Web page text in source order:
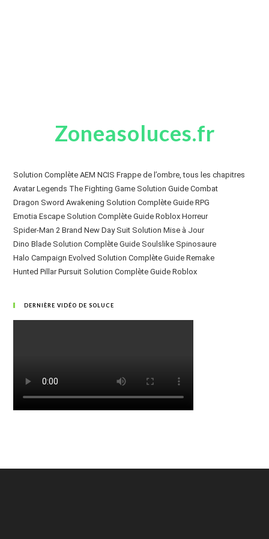
Zoneasoluces.fr
Solution Complète AEM NCIS Frappe de l’ombre, tous les chapitres
Avatar Legends The Fighting Game Solution Guide Combat
Dragon Sword Awakening Solution Complète Guide RPG
Emotia Escape Solution Complète Guide Roblox Horreur
Spider-Man 2 Brand New Day Suit Solution Mise à Jour
Dino Blade Solution Complète Guide Soulslike Spinosaure
Halo Campaign Evolved Solution Complète Guide Remake
Hunted Pillar Pursuit Solution Complète Guide Roblox
DERNIÈRE VIDÉO DE SOLUCE